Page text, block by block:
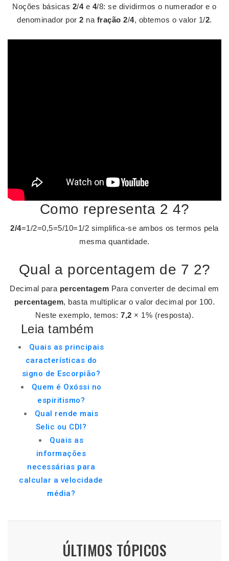
Noções básicas 2/4e 4/8: se dividirmos o numerador e o
denominador por2 na fração 2/4, obtemos o valor 1/2.
Como representa 2 4?
2/4=1/2=0,5=5/10=1/2 simplifica-se ambos os termos pela
mesma quantidade.
Qual a porcentagem de 7 2?
Decimal para percentagem Para converter de decimal em
percentagem, basta multiplicar o valor decimal por 100.
Neste exemplo, temos: 7,2 × 1% (resposta).
Leia também
Quais as principais
características do
signo de Escorpião?
Quem é Oxóssi no
espiritismo?
Qual rende mais
Selic ou CDI?
Quais as
informações
necessárias para
calcular a velocidade
média?
ÚLTIMOS TÓPICOS